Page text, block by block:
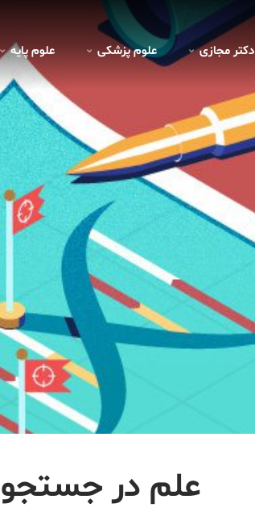
دکتر مجازی علوم پزشکی علوم پايه
علم در